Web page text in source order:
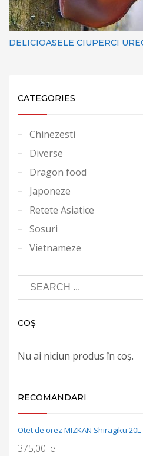
DELICIOASELE CIUPERCI
CATEGORIES
Chinezesti
Diverse
Dragon food
Japoneze
Retete Asiatice
Sosuri
Vietnameze
COȘ
Nu ai niciun produs în coș.
RECOMANDARI
Otet de orez MIZKAN Shiragiku 20L
375,00 lei